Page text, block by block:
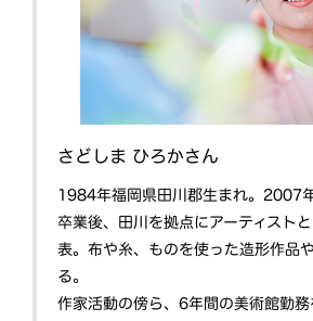
さどしま ひろかさん
1984年福岡県田川郡生まれ。2007
卒業後、田川を拠点にアーティスト
表。布や糸、ものを使った造形作品
る。
作家活動の傍ら、6年間の美術館勤